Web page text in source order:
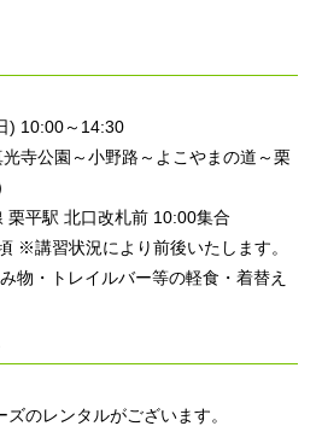
) 10:00～14:30
寺公園～小野路～よこやまの道～栗
栗平駅 北口改札前 10:00集合
※講習状況により前後いたします。
物・トレイルバー等の軽食・着替え
のレンタルがございます。